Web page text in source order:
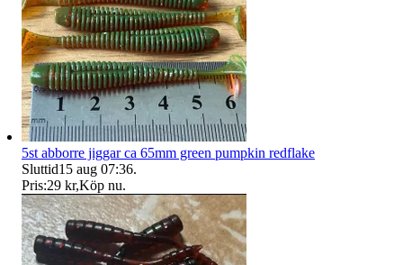
5st abborre jiggar ca 65mm green pumpkin redflake
Sluttid15 aug 07:36.
Pris:29 kr,Köp nu.